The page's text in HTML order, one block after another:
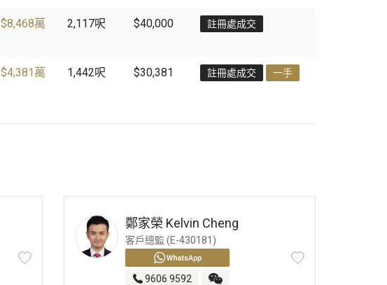
$8,468萬 2,117呎 $40,000 註冊處成交
$4,381萬 1,442呎 $30,381 註冊處成交 一手
鄭家榮 Kelvin Cheng
客戶總監 (E-430181)
9606 9592